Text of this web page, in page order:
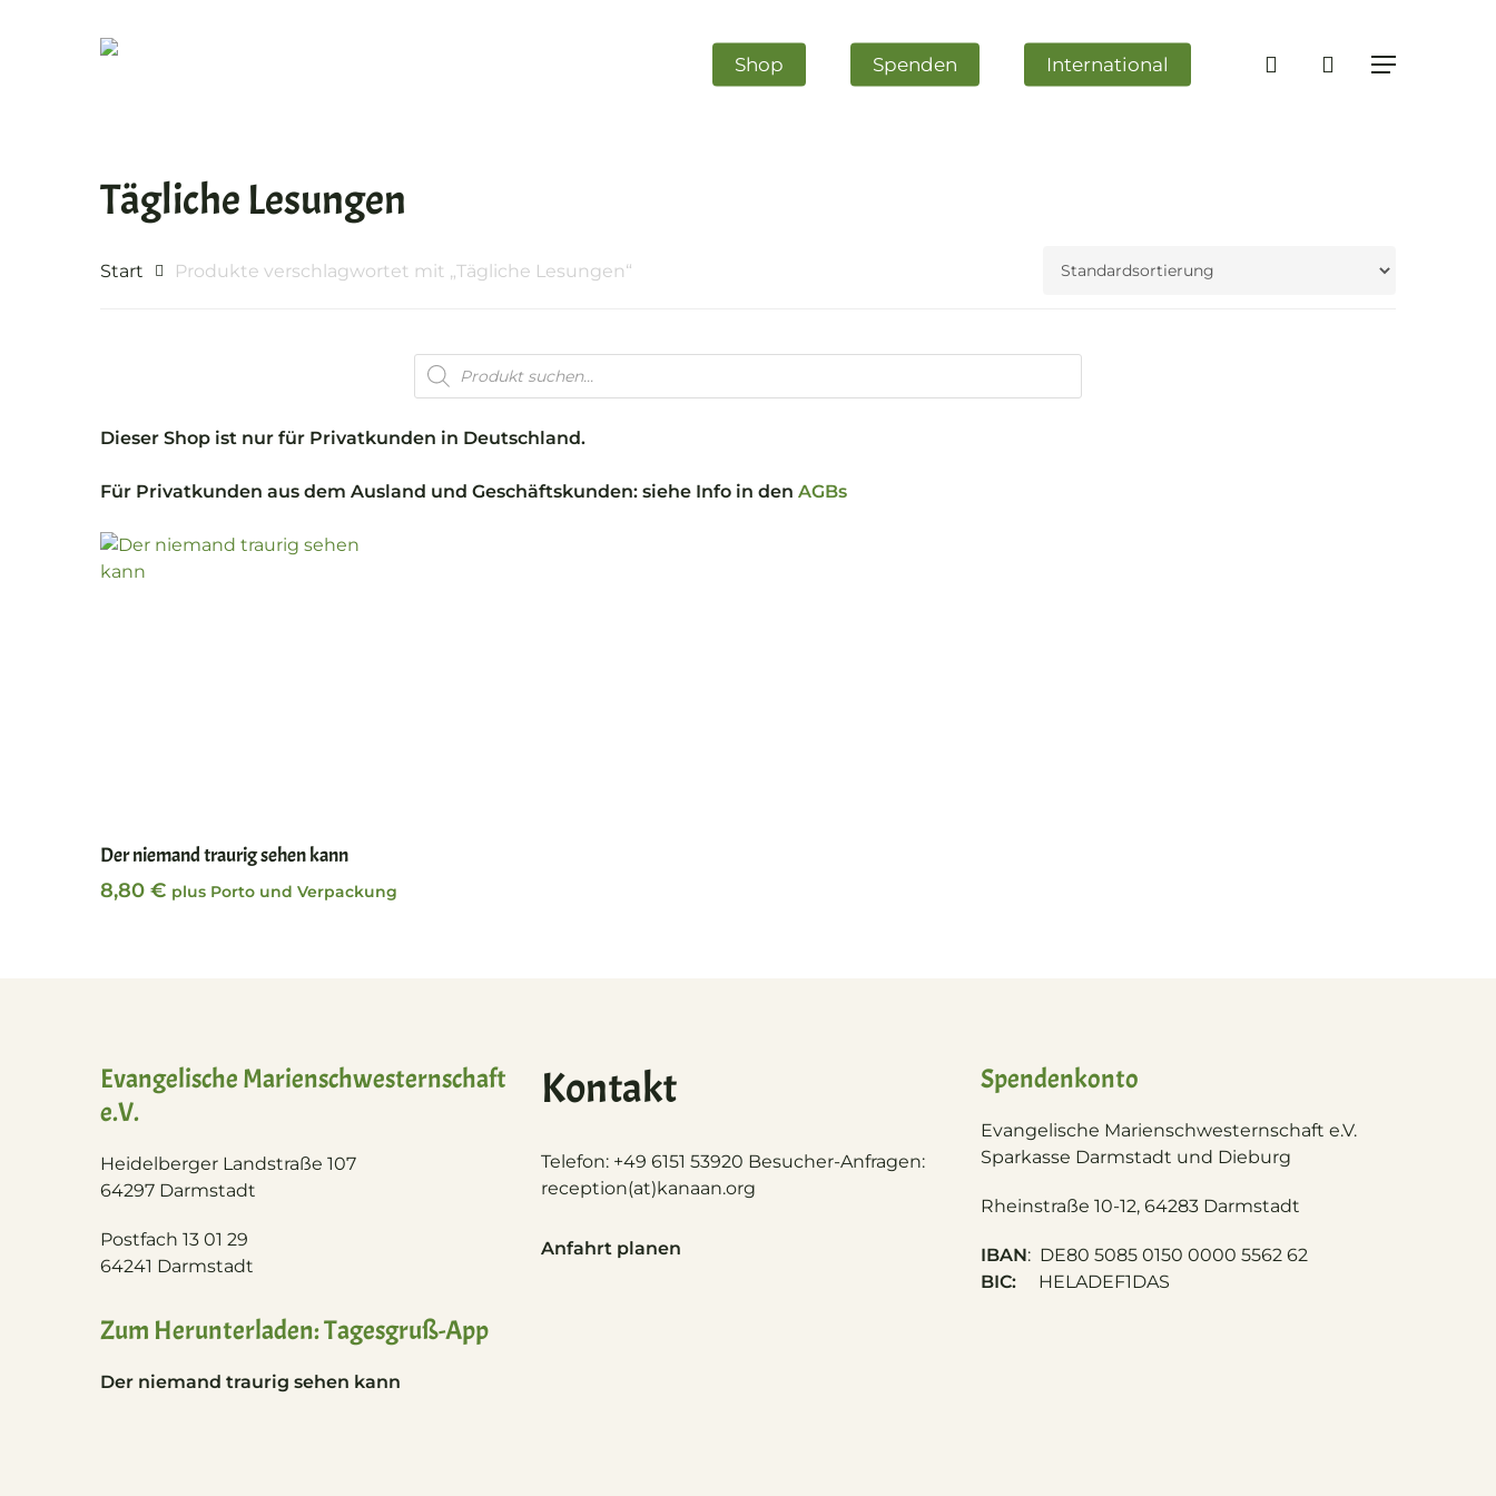
Drücken Sie ENTER für suchen oder ESC zum schließen
Shop Spenden International search Menü
Tägliche Lesungen
Start Produkte verschlagwortet mit „Tägliche Lesungen“
Products
search
Dieser Shop ist nur für Privatkunden in Deutschland.
Für Privatkunden aus dem Ausland und Geschäftskunden: siehe Info in den AGBs
In den Warenkorb
Der niemand traurig sehen kann
8,80 € plus Porto und Verpackung
Evangelische Marienschwesternschaft
e.V.
Heidelberger Landstraße 107
64297 Darmstadt
Postfach 13 01 29
64241 Darmstadt
Zum Herunterladen: Tagesgruß-App
Der niemand traurig sehen kann
Kontakt
Telefon: +49 6151 53920 Besucher-Anfragen:
reception(at)kanaan.org
Anfahrt planen
Spendenkonto
Evangelische Marienschwesternschaft e.V.
Sparkasse Darmstadt und Dieburg
Rheinstraße 10-12, 64283 Darmstadt
IBAN: DE80 5085 0150 0000 5562 62
BIC: HELADEF1DAS